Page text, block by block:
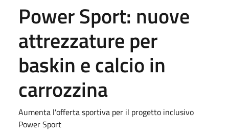
Power Sport: nuove
attrezzature per
baskin e calcio in
carrozzina
Aumenta l'offerta sportiva per il progetto inclusivo
Power Sport